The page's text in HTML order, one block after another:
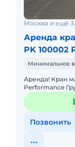
Москва и ещё
Аренда
PK 100002
Минимальное
Аренда! Кран манипулятор PALFINGER PK 100002
Performance Грузоподъемность - 30т/м Таблица
7.
Позвонить